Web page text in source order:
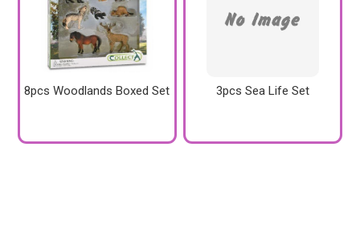
8pcs Woodlands Boxed Set 3pcs Sea Life Set